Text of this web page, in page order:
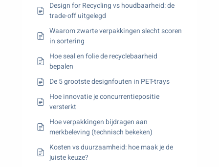
Design for Recycling vs houdbaarheid: de
trade-off uitgelegd
Waarom zwarte verpakkingen slecht scoren
in sortering
Hoe seal en folie de recyclebaarheid
bepalen
De 5 grootste designfouten in PET-trays
Hoe innovatie je concurrentiepositie
versterkt
Hoe verpakkingen bijdragen aan
merkbeleving (technisch bekeken)
Kosten vs duurzaamheid: hoe maak je de
juiste keuze?